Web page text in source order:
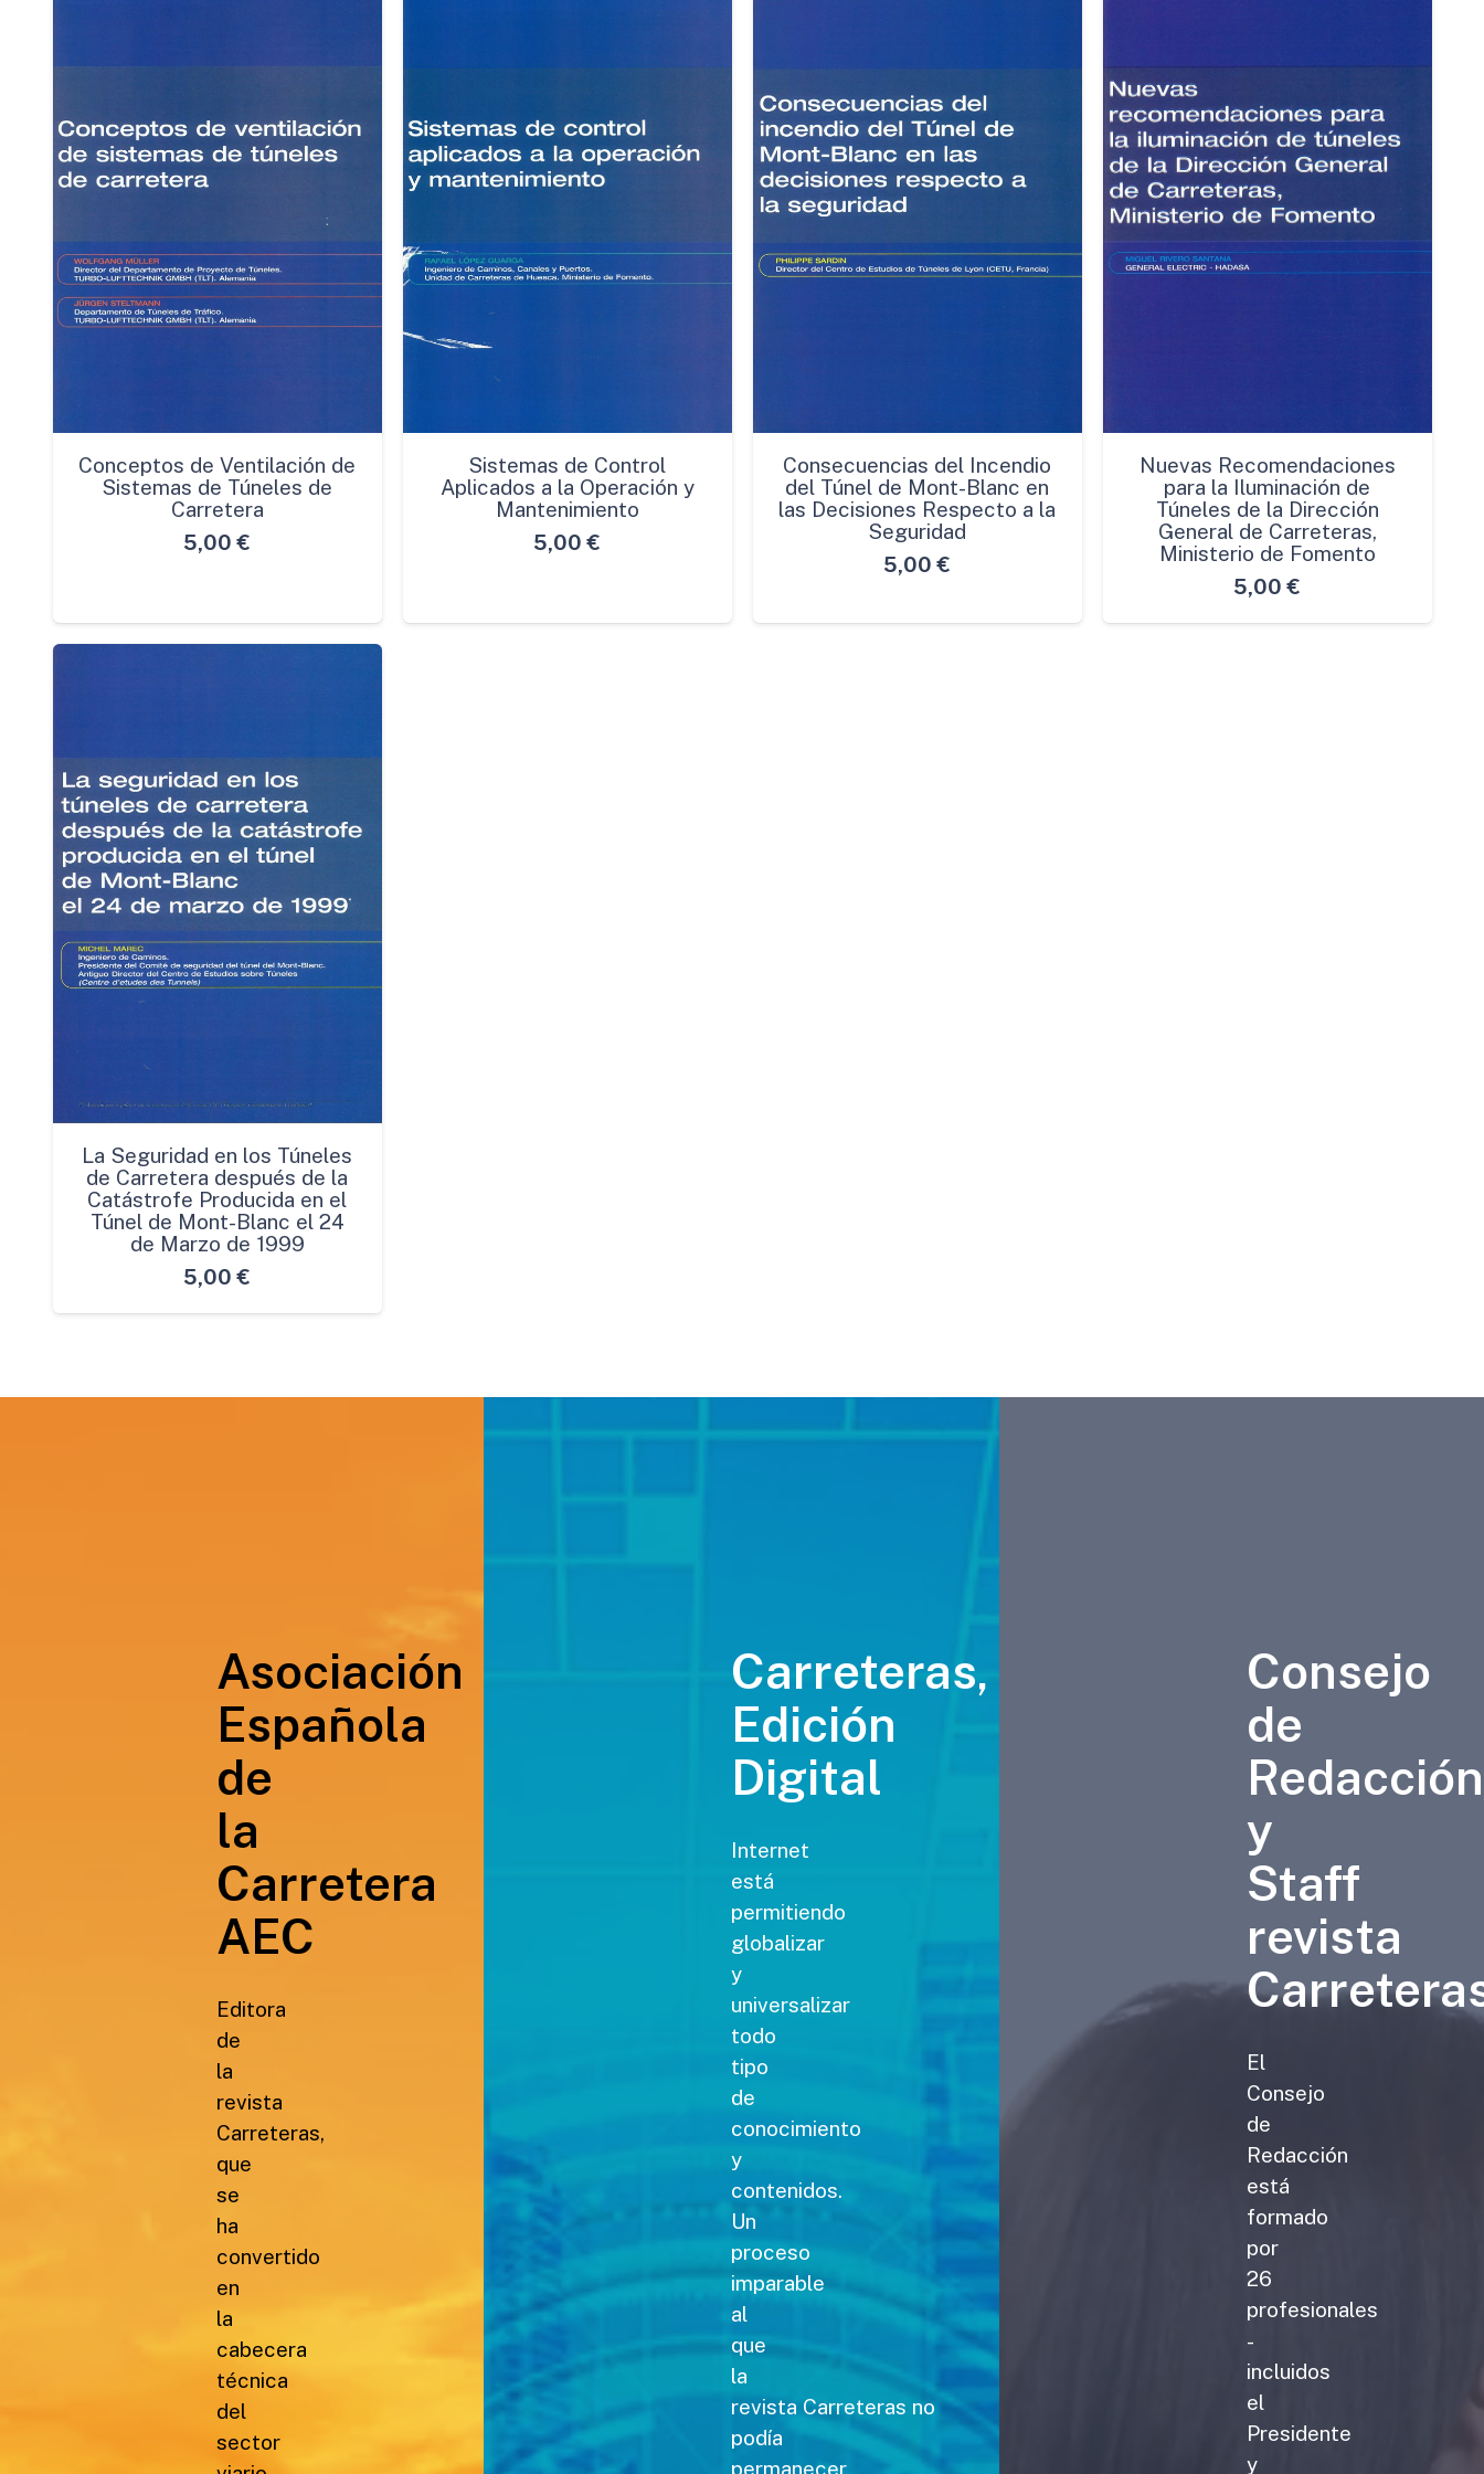
Conceptos de Ventilación de
Sistemas de Túneles de
Carretera
5,00 €
Sistemas de Control
Aplicados a la Operación y
Mantenimiento
5,00 €
Consecuencias del Incendio
del Túnel de Mont-Blanc en
las Decisiones Respecto a la
Seguridad
5,00 €
Nuevas Recomendaciones
para la Iluminación de
Túneles de la Dirección
General de Carreteras,
Ministerio de Fomento
5,00 €
La Seguridad en los Túneles
de Carretera después de la
Catástrofe Producida en el
Túnel de Mont-Blanc el 24
de Marzo de 1999
5,00 €
Asociación
Española
de
la
Carretera
AEC
Editora
de
la
revista
Carreteras,
que
se
ha
convertido
en
la
cabecera
técnica
del
sector
Carreteras,
Edición
Digital
Internet
está
permitiendo
globalizar
y
universalizar
todo
tipo
de
conocimiento
y
contenidos.
Un
proceso
imparable
al
que
la
revista Carreteras no
podía
permanecer
Consejo
de
Redacción
y
Staff
revista
El
Consejo
de
Redacción
está
formado
por
26
profesionales
-
incluidos
el
Presidente
y